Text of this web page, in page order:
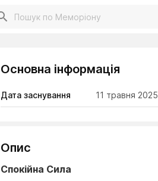
Основна інформація
Дата заснування 11 травня 2025
Опис
Спокійна Сила